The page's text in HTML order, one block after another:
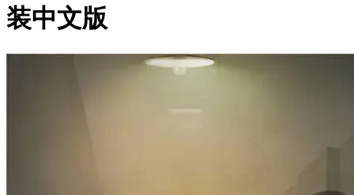
装中文版